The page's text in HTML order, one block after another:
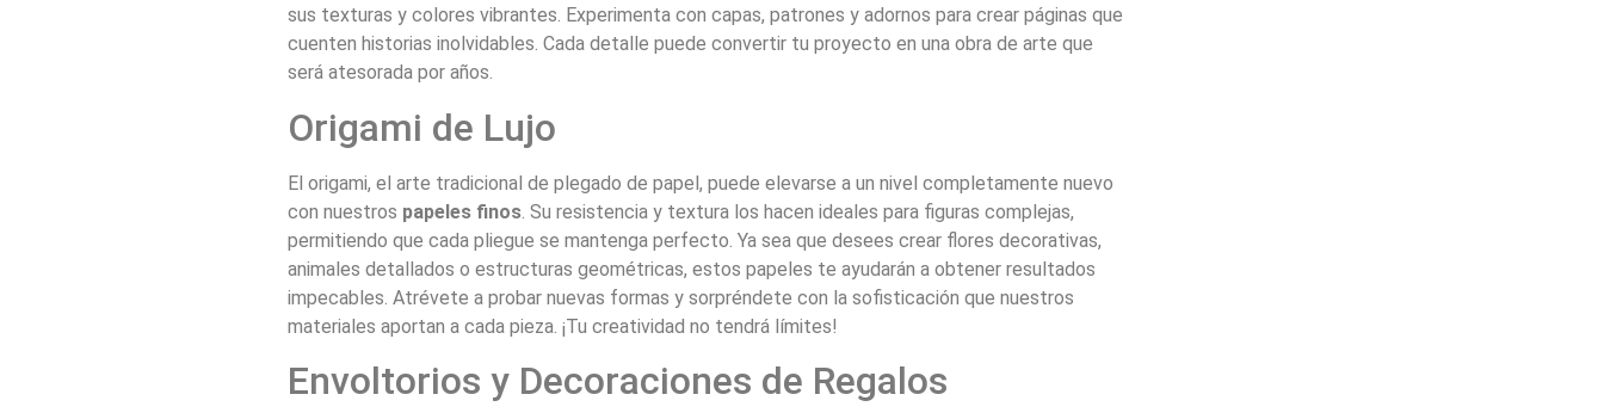
sus texturas y colores vibrantes. Experimenta con capas, patrones y adornos para crear páginas que
cuenten historias inolvidables. Cada detalle puede convertir tu proyecto en una obra de arte que
será atesorada por años.
Origami de Lujo
El origami, el arte tradicional de plegado de papel, puede elevarse a un nivel completamente nuevo
con nuestros papeles finos. Su resistencia y textura los hacen ideales para figuras complejas,
permitiendo que cada pliegue se mantenga perfecto. Ya sea que desees crear flores decorativas,
animales detallados o estructuras geométricas, estos papeles te ayudarán a obtener resultados
impecables. Atrévete a probar nuevas formas y sorpréndete con la sofisticación que nuestros
materiales aportan a cada pieza. ¡Tu creatividad no tendrá límites!
Envoltorios y Decoraciones de Regalos